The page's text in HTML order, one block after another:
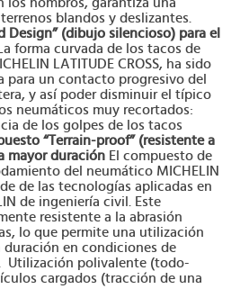
blandos y deslizantes.
Design” (dibujo silencioso) para el
La forma curvada de los tacos de
LATITUDE CROSS, ha sido
para un contacto progresivo del
y así poder disminuir el típico
neumáticos muy recortados:
de los golpes de los tacos
“Terrain-proof” (resistente a
mayor duración El compuesto de
del neumático MICHELIN
de las tecnologías aplicadas en
de ingeniería civil. Este
resistente a la abrasión
lo que permite una utilización
en condiciones de
Utilización polivalente (todo-
cargados (tracción de una